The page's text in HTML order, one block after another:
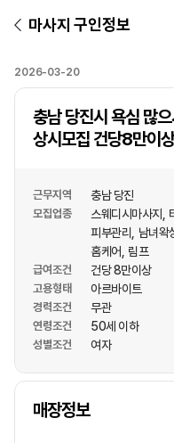
마사지 구인정보
2026-03-20
충남 당진시 욕심 많
상시모집 건당8만이상
근무지역 충남 당진
모집업종 스웨디시마사지
피부관리
남녀왁
홈케어
림프
급여조건 건당 8만이상
고용형태 아르바이트
경력조건 무관
연령조건 50세 이하
성별조건 여자
매장정보
상호명